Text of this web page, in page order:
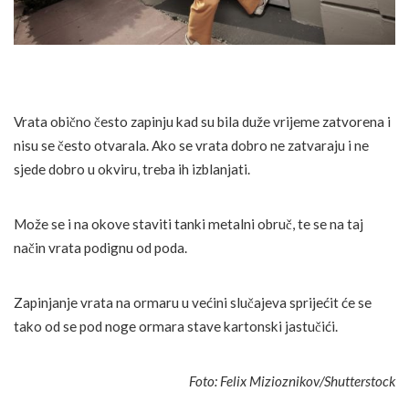
Vrata obično često zapinju kad su bila duže vrijeme zatvorena i
nisu se često otvarala. Ako se vrata dobro ne zatvaraju i ne
sjede dobro u okviru, treba ih izblanjati.
Može se i na okove staviti tanki metalni obruč, te se na taj
način vrata podignu od poda.
Zapinjanje vrata na ormaru u većini slučajeva sprijećit će se
tako od se pod noge ormara stave kartonski jastučići.
Foto: Felix Mizioznikov/Shutterstock